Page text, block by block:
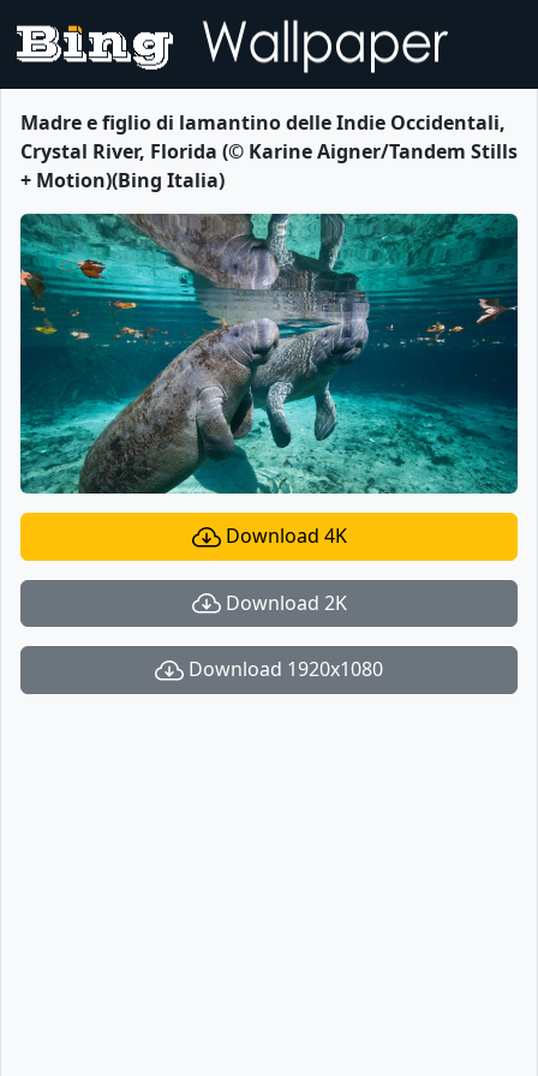
Madre e figlio di lamantino delle Indie Occidentali,
Crystal River, Florida (© Karine Aigner/Tandem Stills
+ Motion)(Bing Italia)
Download 4K
Download 2K
Download 1920x1080